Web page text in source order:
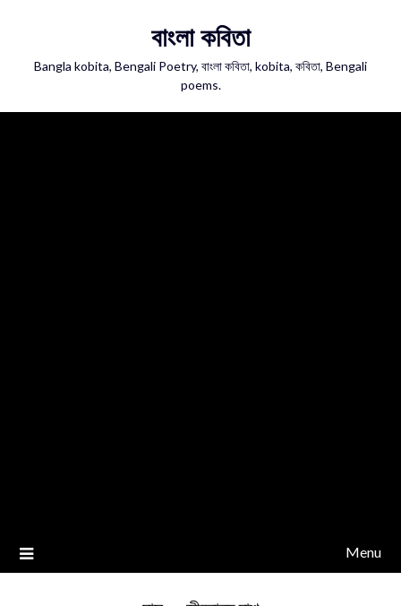
বাংলা কবিতা
Bangla kobita, Bengali Poetry, বাংলা কবিতা, kobita, কবিতা, Bengali
poems.
Menu